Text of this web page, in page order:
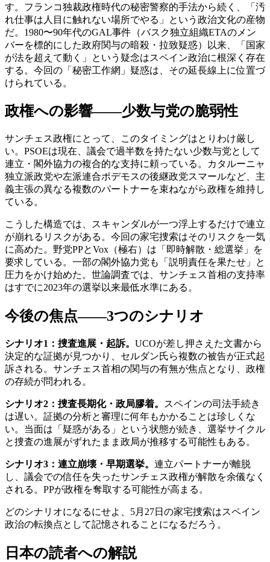
す。フランコ独裁政権時代の秘密警察的手法から続く、「汚
れ仕事は人目に触れない場所でやる」という政治文化の産物
だ。1980〜90年代のGAL事件（バスク独立組織ETAのメン
バーを標的にした政府関与の暗殺・拉致疑惑）以来、「国家
が法を超えて動く」という疑念はスペイン政治に根深く存在
する。今回の「秘密工作網」疑惑は、その延長線上に位置づ
けられている。
政権への影響——少数与党の脆弱性
サンチェス政権にとって、このタイミングはとりわけ厳し
い。PSOEは現在、議会で過半数を持たない少数与党として
連立・閣外協力の複合的な支持に頼っている。カタルーニャ
独立派政党や左派連合ポデモスの後継政党スマールなど、主
義主張の異なる複数のパートナーを束ねながら政権を維持し
ている。
こうした構造では、スキャンダルが一つ浮上するだけで連立
が崩れるリスクがある。今回の家宅捜索はそのリスクを一気
に高めた。野党PPとVox（極右）は「即時解散・総選挙」を
要求している。一部の閣外協力党も「説明責任を果たせ」と
圧力をかけ始めた。世論調査では、サンチェス首相の支持率
はすでに2023年の選挙以来最低水準にある。
今後の焦点——3つのシナリオ
シナリオ1：捜査進展・起訴。 UCOが差し押さえた文書から
決定的な証拠が見つかり、セルダン氏ら複数の被告が正式起
訴される。サンチェス首相の関与の有無が焦点となり、政権
の存続が問われる。
シナリオ2：捜査長期化・政局膠着。
スペインの司法手続き
は遅い。証拠の分析と審理に何年もかかることは珍しくな
い。当面は「疑惑がある」という状態が続き、選挙サイクル
と捜査の進展がずれたまま政局が推移する可能性もある。
シナリオ3：連立崩壊・早期選挙。 連立パートナーが離脱
し、議会での信任を失ったサンチェス政権が解散を余儀なく
される。PPが政権を奪取する可能性が高まる。
どのシナリオになるにせよ、5月27日の家宅捜索はスペイン
政治の転換点として記憶されることになるだろう。
日本の読者への解説